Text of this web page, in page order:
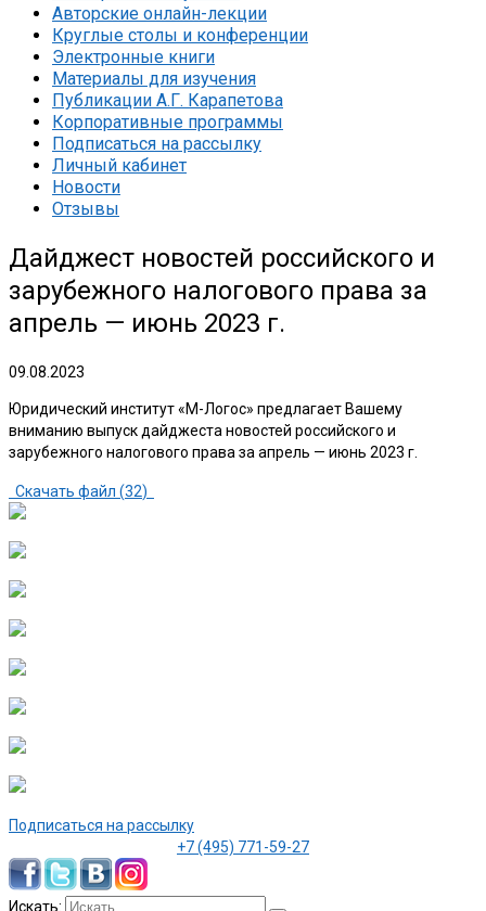
Авторские онлайн-лекции
Круглые столы и конференции
Электронные книги
Материалы для изучения
Публикации А.Г. Карапетова
Корпоративные программы
Подписаться на рассылку
Личный кабинет
Новости
Отзывы
Дайджест новостей российского и
зарубежного налогового права за
апрель — июнь 2023 г.
09.08.2023
Юридический институт «М-Логос» предлагает Вашему
вниманию выпуск дайджеста новостей российского и
зарубежного налогового права за апрель — июнь 2023 г.
Скачать файл (32)
Подписаться на рассылку
+7 (495) 771-59-27
Искать: